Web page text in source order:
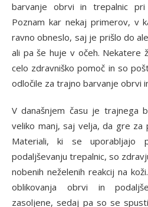
barvanje obrvi in trepalnic pri
Poznam kar nekaj primerov, v
ravno obneslo, saj je prišlo do
ali pa še huje v očeh. Nekatere
celo zdravniško pomoč in so
odločile za trajno barvanje obrvi
V današnjem času je trajnega
veliko manj, saj velja, da gre za
Materiali, ki se uporabljajo
podaljševanju trepalnic, so
nobenih neželenih reakcij na
oblikovanja obrvi in
zasoljene, sedaj pa so se